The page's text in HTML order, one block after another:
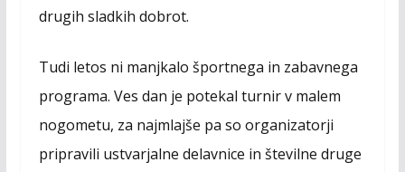
drugih sladkih dobrot.
Tudi letos ni manjkalo športnega in zabavnega
programa. Ves dan je potekal turnir v malem
nogometu, za najmlajše pa so organizatorji
pripravili ustvarjalne delavnice in številne druge